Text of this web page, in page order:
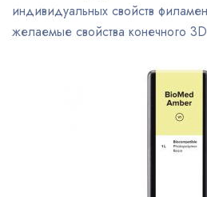
индивидуальных свойств
желаемые свойства конечного